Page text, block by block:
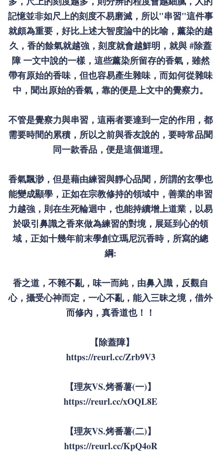
記憶並非如尺上的刻度不易磨滅，所以"串習"這件事
就頗為重要，好比上述大智度論中的比喻，薰染的越
久，香的餘氣就越強，刻度就會越鮮明，就與#除蓋
障一文中說的一樣，這些薰染所留存的香氣，雖然
帶有原始的香味，但也容易產生雜味，而如何從雜味
中，聞出原始的香氣，靠的便是上文中的覺察力。
不管是覺察力與串習，這兩者要達到一定的作用，都
需要時間的累積，所以之前與香友說的，要時常品聞
同一款香品，便是這個道理。
香氣飄渺，但是藉由練習與靜心品聞，所謂的玄學也
能變成顯學，正如在宗教修持的領域中，善業的串習
力越強，則在生死輪迴中，也能持續增上道業，以易
於吸引鼻識之香來做為練習的對境，展延到心的領
域，正如十幾年前末學創立瑪尼沉香時，所寫的總
綱:
香之道，不雜不亂，味一而純，由鼻入識，反觀自
心，攝受心神而定，一心不亂，能入三昧之境，借外
而修內，真香道也！！
【除蓋障】
https://reurl.cc/Zrb9V3
【理灰VS.烤番薯(一)】
https://reurl.cc/xOQL8E
【理灰VS.烤番薯(二)】
https://reurl.cc/KpQ4oR